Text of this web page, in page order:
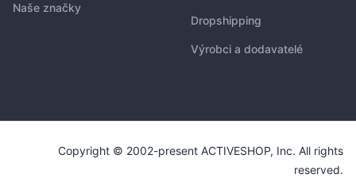
Naše značky
Dropshipping
Výrobci a dodavatelé
Copyright © 2002-present ACTIVESHOP, Inc. All rights
reserved.